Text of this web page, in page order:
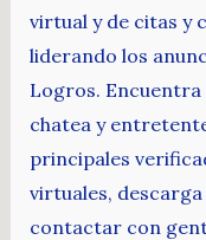
virtual y de citas y
liderando los
Logros.
chatea y
principales
virtuales,
contactar con